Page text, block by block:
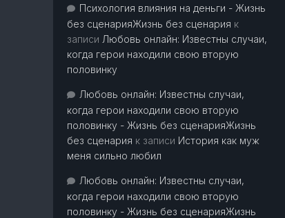
Психология влияния на деньги - Жизнь
без сценарияЖизнь без сценария к
записи Любовь онлайн: Известны случаи,
когда герои находили свою вторую
половинку
Любовь онлайн: Известны случаи,
когда герои находили свою вторую
половинку - Жизнь без сценарияЖизнь
без сценария к записи История как муж
меня сильно любил
Любовь онлайн: Известны случаи,
когда герои находили свою вторую
половинку - Жизнь без сценарияЖизнь